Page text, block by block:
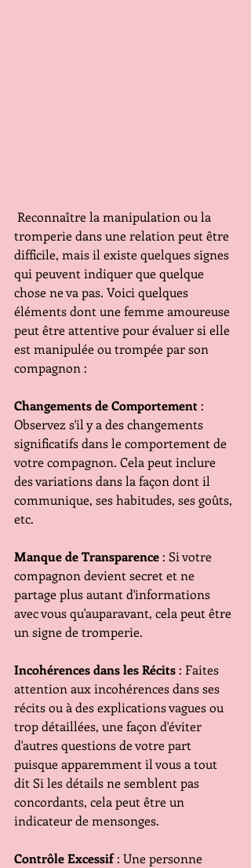
tromperie dans une relation peut être
difficile, mais il existe quelques signes
qui peuvent indiquer que quelque
chose ne va pas. Voici quelques
éléments dont une femme amoureuse
peut être attentive pour évaluer si elle
est manipulée ou trompée par son
compagnon :
Changements de Comportement :
Observez s'il y a des changements
significatifs dans le comportement de
votre compagnon. Cela peut inclure
des variations dans la façon dont il
communique, ses habitudes, ses goûts,
etc.
Manque de Transparence : Si votre
compagnon devient secret et ne
partage plus autant d'informations
avec vous qu'auparavant, cela peut être
un signe de tromperie.
Incohérences dans les Récits : Faites
attention aux incohérences dans ses
récits ou à des explications vagues ou
trop détaillées, une façon d'éviter
d'autres questions de votre part
puisque apparemment il vous a tout
dit Si les détails ne semblent pas
concordants, cela peut être un
indicateur de mensonges.
Contrôle Excessif : Une personne